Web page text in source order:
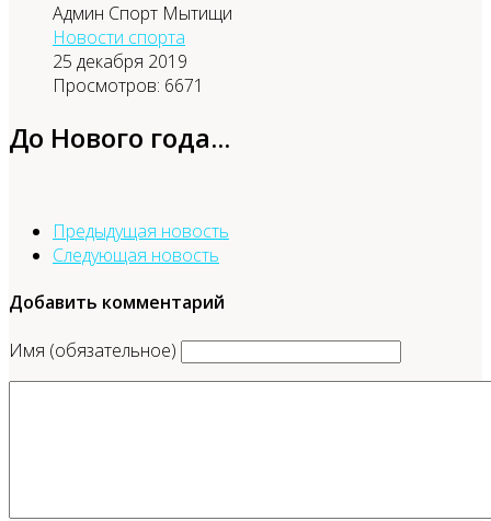
Админ Спорт Мытищи
Новости спорта
25 декабря 2019
Просмотров: 6671
До Нового года...
Предыдущая новость
Следующая новость
Добавить комментарий
Имя (обязательное)